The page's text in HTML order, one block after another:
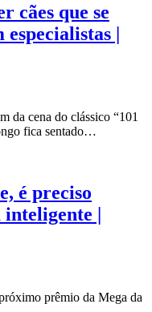
cães que se
especialistas |
da cena do clássico “101
fica sentado…
é preciso
inteligente |
prêmio da Mega da